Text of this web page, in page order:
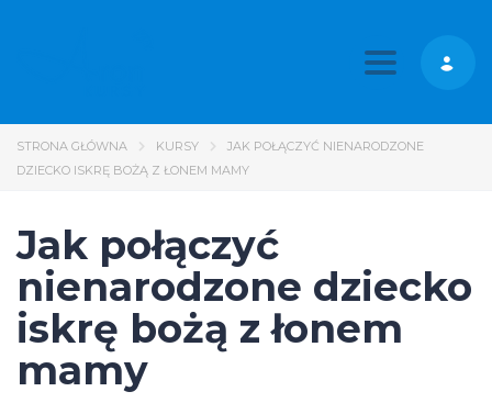
Toggle
STRONA GŁÓWNA KURSY
JAK POŁĄCZYĆ NIENARODZONE
DZIECKO ISKRĘ BOŻĄ Z ŁONEM MAMY
Jak połączyć
nienarodzone dziecko
iskrę bożą z łonem
mamy